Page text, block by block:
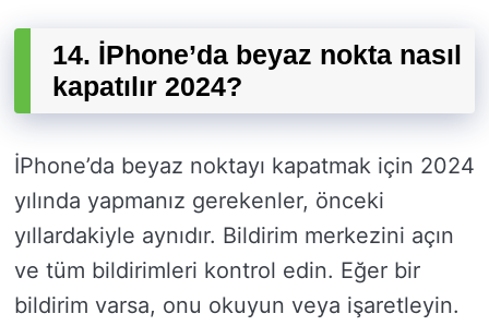
14. İPhone’da beyaz nokta nasıl
kapatılır 2024?
İPhone’da beyaz noktayı kapatmak için 2024
yılında yapmanız gerekenler, önceki
yıllardakiyle aynıdır. Bildirim merkezini açın
ve tüm bildirimleri kontrol edin. Eğer bir
bildirim varsa, onu okuyun veya işaretleyin.